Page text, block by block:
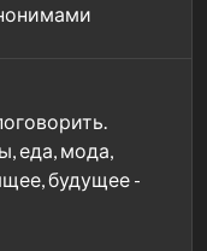
еда, мода,
будущее -